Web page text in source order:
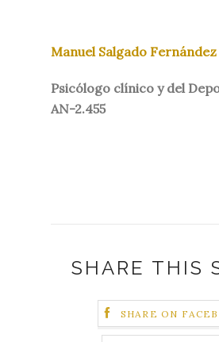
Manuel Salgado Fernández
Psicólogo clínico y del
AN-2.455
SHARE THIS
SHARE ON